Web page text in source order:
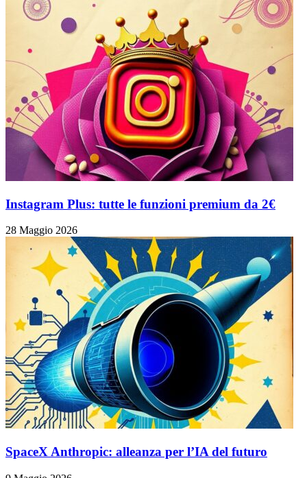
Instagram Plus: tutte le funzioni premium da 2€
28 Maggio 2026
SpaceX Anthropic: alleanza per l’IA del futuro